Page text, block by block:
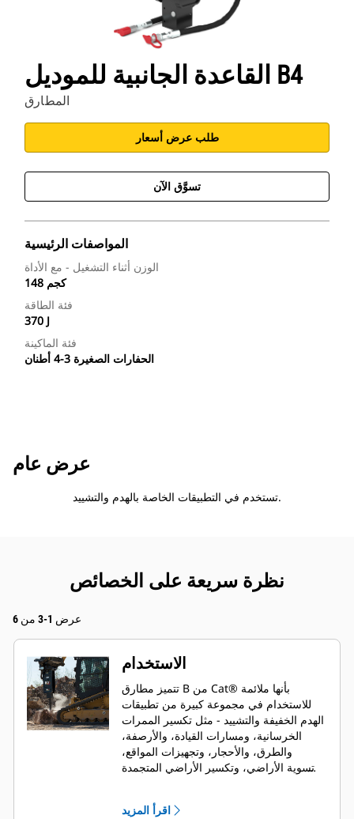
القاعدة الجانبية للموديل B4
المطارق
طلب عرض أسعار
تسوَّق الآن
المواصفات الرئيسية
الوزن أثناء التشغيل - مع الأداة
148 كجم
فئة الطاقة
370 J
فئة الماكينة
الحفارات الصغيرة 3-4 أطنان
عرض عام
تستخدم في التطبيقات الخاصة بالهدم والتشييد.
نظرة سريعة على الخصائص
عرض 1-3 من 6
الاستخدام
تتميز مطارق B من Cat® بأنها ملائمة
للاستخدام في مجموعة كبيرة من تطبيقات
الهدم الخفيفة والتشييد - مثل تكسير الممرات
الخرسانية، ومسارات القيادة، والأرصفة،
والطرق، والأحجار، وتجهيزات المواقع،
وتسوية الأراضي، وتكسير الأراضي المتجمدة
اقرأ المزيد